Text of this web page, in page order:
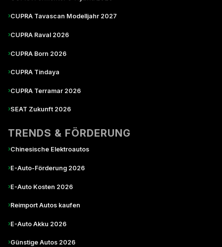
›CUPRA Tavascan Modelljahr 2027
›CUPRA Raval 2026
›CUPRA Born 2026
›CUPRA Tindaya
›CUPRA Terramar 2026
›SEAT Zukunft 2026
TRENDS & FÖRDERUNG
›Chinesische Elektroautos
›E-Auto-Förderung 2026
›E-Auto Kosten 2026
›Reimport Autos kaufen
›E-Auto Akku 2026
›Günstige Autos 2026